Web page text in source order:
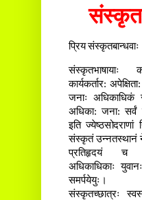
प्रिय संस्कृतबान्धवाः
संस्कृतभाषायाः
कार्यकर्तार:
जनाः अधिकाधिकं
अधिका: जना: सर्वं
इति ज्येष्ठसोदराणां
संस्कृतं उन्नतस्थानं
प्रतिहृदयं च
अधिकाधिकाः
समर्पयेयुः।
संस्कृतच्छात्रः